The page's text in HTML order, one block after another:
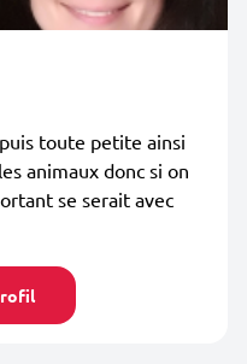
toute petite ainsi
animaux donc si on
se serait avec